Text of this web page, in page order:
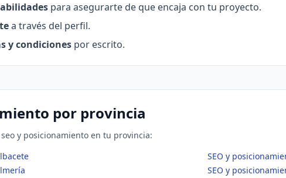
para asegurarte de que encaja con tu proyecto.
a través del perfil.
y condiciones por escrito.
por provincia
y posicionamiento en tu provincia:
SEO y
SEO y